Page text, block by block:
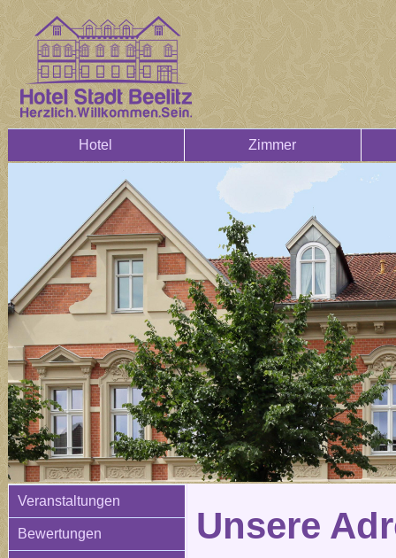
Hotel Zimmer
Veranstaltungen
Bewertungen Unsere